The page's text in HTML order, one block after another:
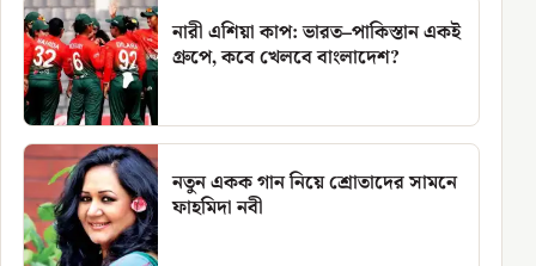
নারী এশিয়া কাপ: ভারত–পাকিস্তান একই
গ্রুপে, কবে খেলবে বাংলাদেশ?
নতুন একক গান নিয়ে শ্রোতাদের সামনে
ফাহমিদা নবী